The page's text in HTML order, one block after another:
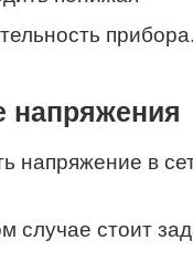
прибора.
напряжения
случае стоит